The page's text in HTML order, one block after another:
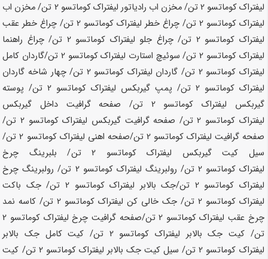
لیفتراک کوماتسو 2 تن / مخزن اب رادیاتور لیفتراک کوماتسو 2 تن
/ مخزن اب
لیفتراک کوماتسو 2 تن / چراغ خطر لیفتراک کوماتسو 2 تن
/ چراغ خطر عقب
لیفتراک کوماتسو 2 تن / چراغ جلو لیفتراک کوماتسو 2 تن
/ چراغ راهنما
لیفتراک کوماتسو
/ سوئیچ استارت لیفتراک کوماتسو 2 تن
/گاردان کامل
لیفتراک کوماتسو 2 تن / گاردان لیفتراک کوماتسو 2 تن
/ چهار شاخه گاردان
لیفتراک کوماتسو 2 تن / پمپ گیربکس لیفتراک کوماتسو
/ پوسته
گیربکس لیفتراک کوماتسو 2 تن
/ صفحه گرافیت داخل گیربکس
لیفتراک کوماتسو
/ صفحه گرافیت گیربکس لیفتراک کوماتسو
/
صفحه گرافیت لیفتراک کوماتسو 2 تن /صفحه اهنی لیفتراک کوماتسو
/
سیل کیت گیربکس لیفتراک کوماتسو
/ بلبرینگ چرخ
لیفتراک کوماتسو 2 تن / رولبرینگ لیفتراک کوماتسو 2 تن
/ رولبرینگ چرخ
لیفتراک کوماتسو 2 تن /جک بالابر لیفتراک کوماتسو
/ جک باکت
لیفتراک کوماتسو 2 تن / جک خالی کن لیفتراک کوماتسو
/ کاسه نمد
چرخ عقب لیفتراک کوماتسو
/صفحه گرافیت چرخ لیفتراک کوماتسو 2
تن/ کیت جک بالابر لیفتراک کوماتسو 2 تن
/ کیت کامل جک بالابر
لیفتراک کوماتسو
/ سیل کیت جک بالابر لیفتراک کوماتسو 2 تن
/ کیت